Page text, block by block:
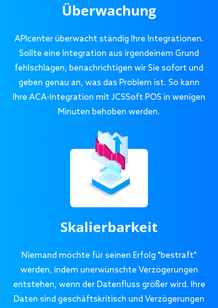
Überwachung
APIcenter überwacht ständig Ihre Integrationen.
Sollte eine Integration aus irgendeinem Grund
fehlschlagen, benachrichtigen wir Sie sofort und
geben genau an, was das Problem ist. So kann
Ihre ACA-Integration mit JCSSoft POS in wenigen
Minuten behoben werden.
Skalierbarkeit
Niemand möchte für seinen Erfolg "bestraft"
werden, indem unerwünschte Verzögerungen
entstehen, wenn der Datenfluss größer wird. Ihre
Daten sind geschäftskritisch und Verzögerungen